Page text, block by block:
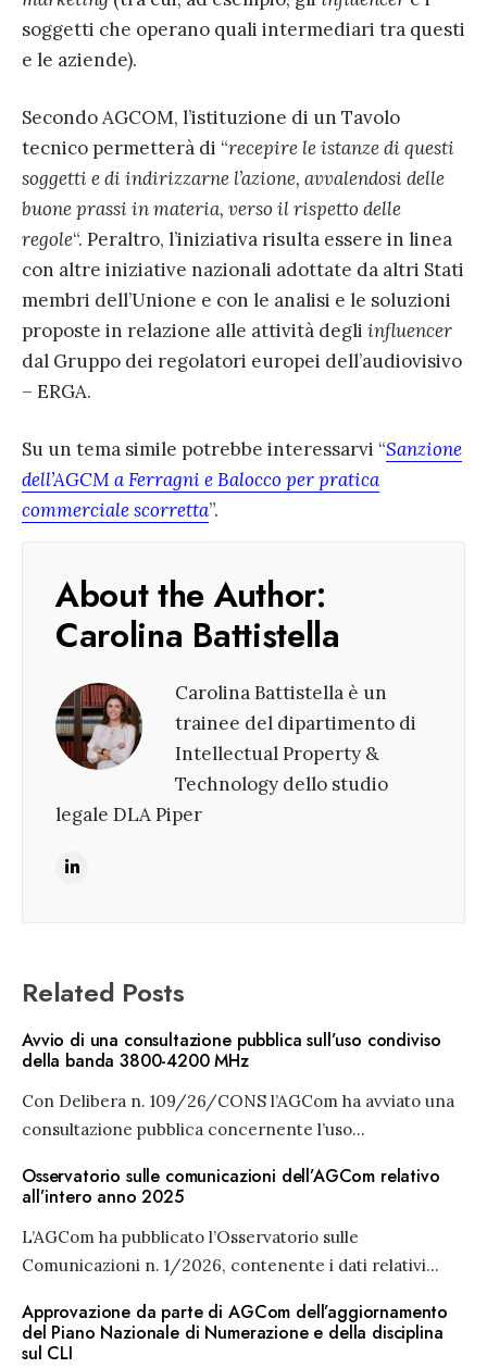
soggetti che operano quali intermediari tra questi
e le aziende).
Secondo AGCOM, l’istituzione di un Tavolo
tecnico permetterà di “recepire le istanze di questi
soggetti e di indirizzarne l’azione, avvalendosi delle
buone prassi in materia, verso il rispetto delle
regole“. Peraltro, l’iniziativa risulta essere in linea
con altre iniziative nazionali adottate da altri Stati
membri dell’Unione e con le analisi e le soluzioni
proposte in relazione alle attività degli influencer
dal Gruppo dei regolatori europei dell’audiovisivo
– ERGA.
Su un tema simile potrebbe interessarvi “Sanzione
dell’AGCM a Ferragni e Balocco per pratica
commerciale scorretta”.
About the Author:
Carolina Battistella
Carolina Battistella è un
trainee del dipartimento di
Intellectual Property &
Technology dello studio
legale DLA Piper
Related Posts
Avvio di una consultazione pubblica sull’uso condiviso
della banda 3800-4200 MHz
Con Delibera n. 109/26/CONS l’AGCom ha avviato una
consultazione pubblica concernente l’uso...
Osservatorio sulle comunicazioni dell’AGCom relativo
all’intero anno 2025
L’AGCom ha pubblicato l’Osservatorio sulle
Comunicazioni n. 1/2026, contenente i dati relativi...
Approvazione da parte di AGCom dell’aggiornamento
del Piano Nazionale di Numerazione e della disciplina
sul CLI